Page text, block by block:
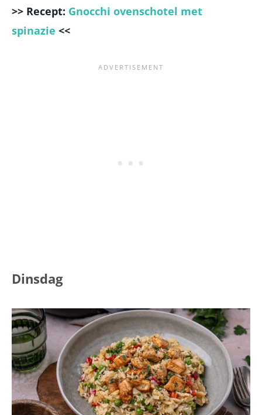
>> Recept: Gnocchi ovenschotel met
spinazie <<
Dinsdag